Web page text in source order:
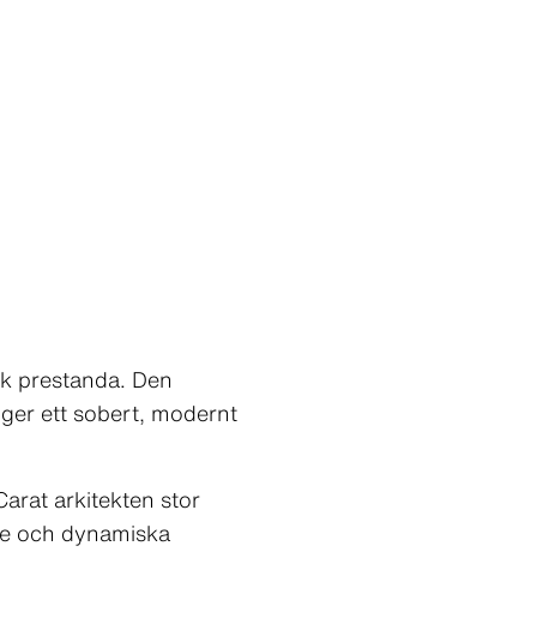
prestanda. Den
ett sobert, modernt
arkitekten stor
och dynamiska